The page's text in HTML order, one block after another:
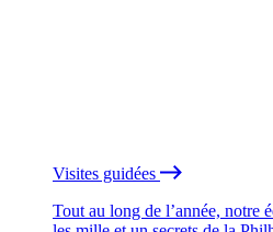
Visites guidées
Tout au long de l’année, notre